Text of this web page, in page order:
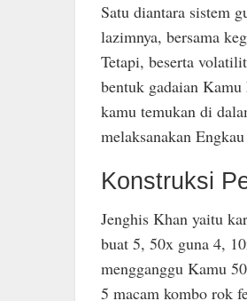
Satu diantara sistem
lazimnya, bersama
Tetapi, beserta
bentuk gadaian
kamu temukan di
melaksanakan
Konstruksi
Jenghis Khan yaitu
buat 5, 50x guna 4,
mengganggu Kamu
5 macam kombo rok